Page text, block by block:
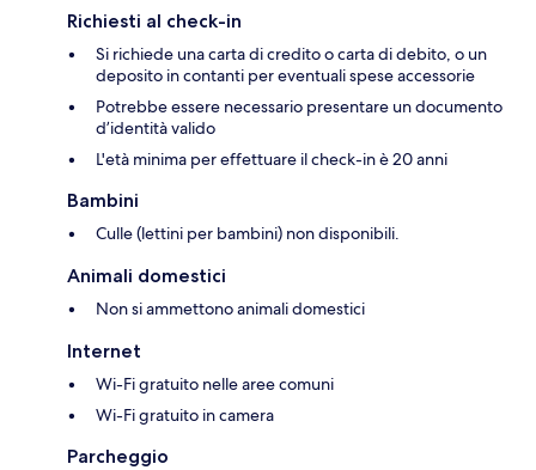
Richiesti al check-in
Si richiede una carta di credito o carta di debito, o un
deposito in contanti per eventuali spese accessorie
Potrebbe essere necessario presentare un documento
d’identità valido
L'età minima per effettuare il check-in è 20 anni
Bambini
Culle (lettini per bambini) non disponibili.
Animali domestici
Non si ammettono animali domestici
Internet
Wi-Fi gratuito nelle aree comuni
Wi-Fi gratuito in camera
Parcheggio